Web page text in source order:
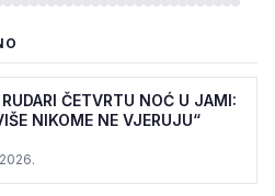
„DANI KULTURE
OKUPILI
G...
ČETVRTU NOĆ U JAMI:
NIKOME NE VJERUJU“